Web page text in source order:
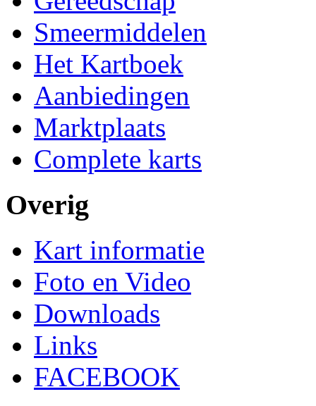
Smeermiddelen
Het Kartboek
Aanbiedingen
Marktplaats
Complete karts
Overig
Kart informatie
Foto en Video
Downloads
Links
FACEBOOK